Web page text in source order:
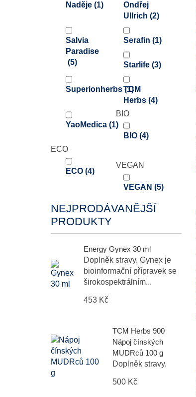
Naděje (1)
Ondřej
Ullrich(2)
Salvia
Paradise
(5)
Serafin(1)
Starlife(3)
Superionherbs(1)
TCM
Herbs(4)
YaoMedica (1)
BIO
BIO(4)
ECO
ECO (4)
VEGAN
VEGAN(5)
NEJPRODÁVANĚJŠÍ
PRODUKTY
Energy Gynex 30 ml
Doplněk stravy. Gynex je
bioinformační přípravek se
širokospektrálním...
453 Kč
TCM Herbs 900
Nápoj čínských
MUDRců 100 g
Doplněk stravy.
500 Kč